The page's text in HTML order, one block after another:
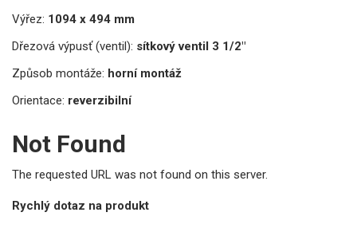
Výřez: 1094 x 494 mm
Dřezová výpusť (ventil): sítkový ventil 3 1/2"
Způsob montáže: horní montáž
Orientace: reverzibilní
Not Found
The requested URL was not found on this server.
Rychlý dotaz na produkt